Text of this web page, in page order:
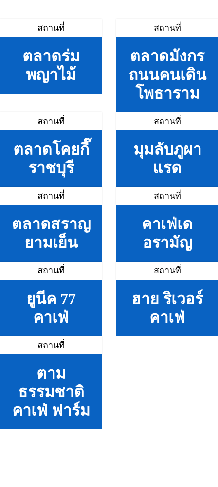
สถานที่
ตลาดร่ม
พญาไม้
สถานที่
ตลาดมังกร
ถนนคนเดิน
โพธาราม
สถานที่
ตลาดโคยกี๊
ราชบุรี
สถานที่
มุมลับภูผา
แรด
สถานที่
ตลาดสราญ
ยามเย็น
สถานที่
คาเฟ่เด
อรามัญ
สถานที่
ยูนีค 77
คาเฟ่
สถานที่
ฮาย ริเวอร์
คาเฟ่
สถานที่
ตาม
ธรรมชาติ
คาเฟ่ ฟาร์ม